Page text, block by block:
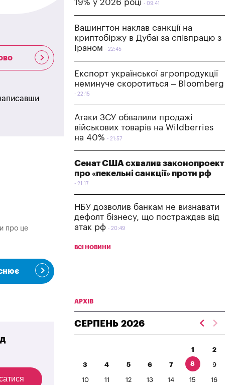
про це
19% у 2026 році
09:41
Вашингтон наклав санкції на
криптобіржу в Дубаї за співпрацю з
Іраном
22:45
Експорт української агропродукції
неминуче скоротиться – Bloomberg
22:15
Атаки ЗСУ обвалили продажі
військових товарів на Wildberries
на 40%
21:57
Сенат США схвалив законопроект
про «пекельні санкції» проти рф
21:17
НБУ дозволив банкам не визнавати
дефолт бізнесу, що постраждав від
атак рф
20:49
ВСІ НОВИНИ
АРХІВ
СЕРПЕНЬ 2026
1 2
3 4 5 6 7 8 9
10 11 12 13 14 15 16